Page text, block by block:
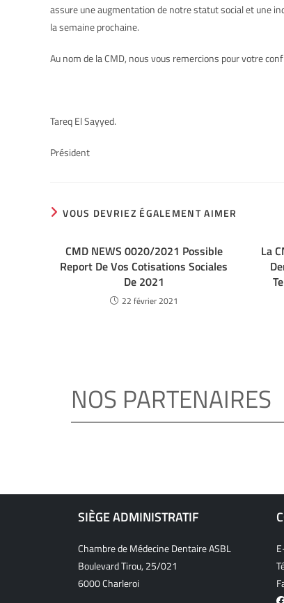
assure une augmentation de notre statut social et une
la semaine prochaine.
Au nom de la CMD, nous vous remercions pour votre
Tareq El Sayyed.
Président
VOUS DEVRIEZ ÉGALEMENT AIMER
CMD NEWS 0020/2021 Possible
Report De Vos Cotisations Sociales
De 2021
22 février 2021
La
NOS PARTENAIRES
SIÈGE ADMINISTRATIF
Chambre de Médecine Dentaire ASBL
Boulevard Tirou, 25/021
6000 Charleroi